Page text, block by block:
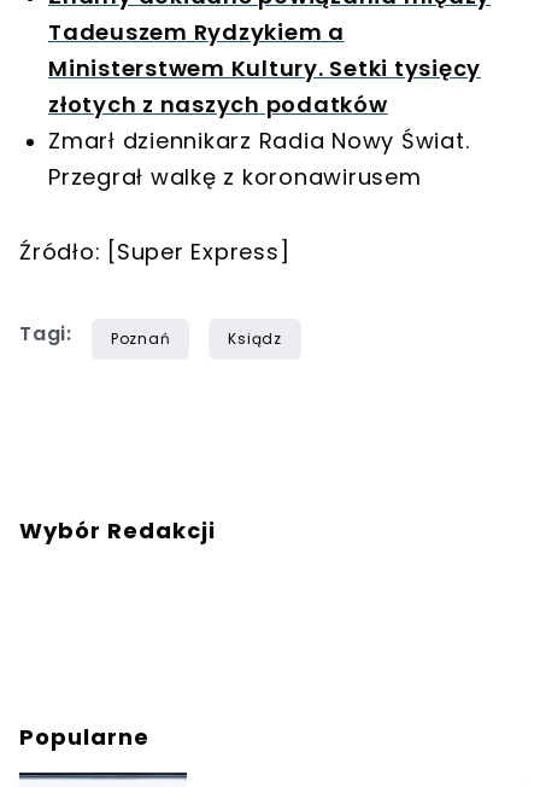
Tadeuszem Rydzykiem a
Ministerstwem Kultury. Setki tysięcy
złotych z naszych podatków
Zmarł dziennikarz Radia Nowy Świat.
Przegrał walkę z koronawirusem
Źródło: [Super Express]
Tagi: Poznań Ksiądz
Wybór Redakcji
Popularne